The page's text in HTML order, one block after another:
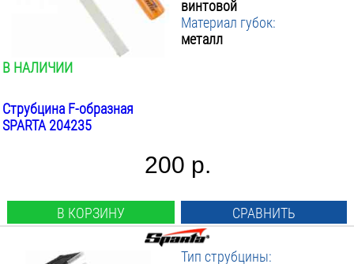
500
800
1000
▼ Зажимной механизм :
▼ Материал зажимных губок :
Металл
▼ Вес инструмента кг
винтовой
Материал губок:
металл
В НАЛИЧИИ
Струбцина F-образная
SPARTA 204235
200 р.
В КОРЗИНУ СРАВНИТЬ
Тип струбцины: